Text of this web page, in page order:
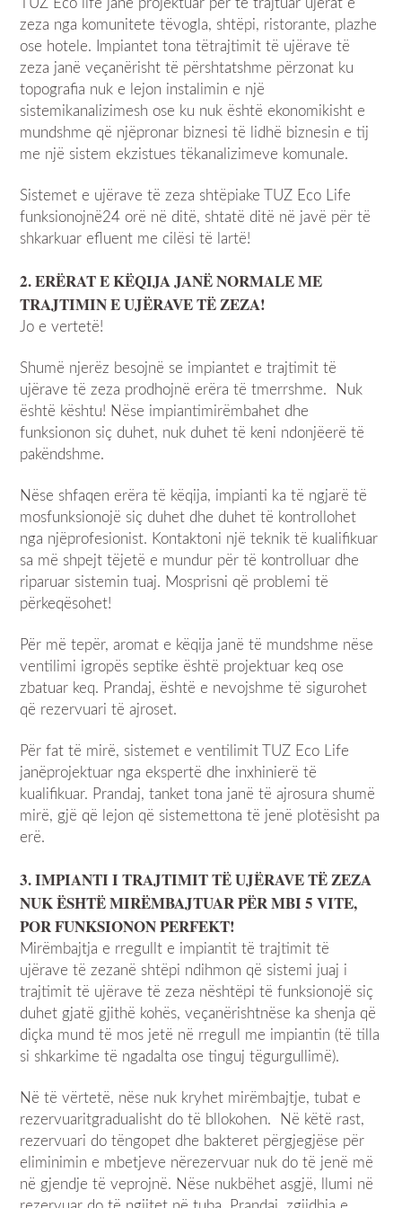
zeza nga komunitete tëvogla, shtëpi, ristorante, plazhe
ose hotele. Impiantet tona tëtrajtimit të ujërave të
zeza janë veçanërisht të përshtatshme përzonat ku
topografia nuk e lejon instalimin e një
sistemikanalizimesh ose ku nuk është ekonomikisht e
mundshme që njëpronar biznesi të lidhë biznesin e tij
me një sistem ekzistues tëkanalizimeve komunale.
Sistemet e ujërave të zeza shtëpiake
TUZ Eco Life
funksionojnë24 orë në ditë, shtatë ditë në javë për të
shkarkuar efluent me cilësi të lartë!
2.ERËRAT E KËQIJAJANË NORMALEME
TRAJTIMIN E UJËRAVETËZEZA!
Jo e vertetë!
Shumë njerëz besojnë se impiantet e trajtimit të
ujërave të zeza prodhojnë erëra të tmerrshme. Nuk
është kështu! Nëse impiantimirëmbahet dhe
funksionon siç duhet, nuk duhet të keni ndonjëerë të
pakëndshme.
Nëse shfaqen erëra të këqija, impianti ka të ngjarë të
mosfunksionojë siç duhet dhe duhet të kontrollohet
nga njëprofesionist. Kontaktoni një teknik të kualifikuar
sa më shpejt tëjetë e mundur për të kontrolluar dhe
riparuar sistemin tuaj. Mosprisni që problemi të
përkeqësohet!
Për më tepër, aromat e këqija janë të mundshme nëse
ventilimi igropës septike është projektuar keq ose
zbatuar keq. Prandaj, është e nevojshme të sigurohet
që rezervuari të ajroset.
Për fat të mirë, sistemet e ventilimit
TUZ Eco Life
janëprojektuar nga ekspertë dhe inxhinierë të
kualifikuar. Prandaj, tanket tona janë të ajrosura shumë
mirë, gjë që lejon që sistemettona të jenë plotësisht pa
erë.
3.IMPIANTIITRAJTIMITTËUJËRAVE TË ZEZA
NUKËSHTËMIRËMBAJTUAR PËR MBI5 VITE,
POR FUNKSIONON PERFEKT!
Mirëmbajtja e rregullt e impiantit të trajtimit të
ujërave të zezanë shtëpi ndihmon që sistemi juaj i
trajtimit të ujërave të zeza nështëpi të funksionojë siç
duhet gjatë gjithë kohës, veçanërishtnëse ka shenja që
diçka mund të mos jetë në rregull me impiantin (të tilla
si shkarkime të ngadalta ose tinguj tëgurgullimë).
Në të vërtetë, nëse nuk kryhet mirëmbajtje, tubat e
rezervuaritgradualisht do të bllokohen. Në këtë rast,
rezervuari do tëngopet dhe bakteret përgjegjëse për
eliminimin e mbetjeve nërezervuar nuk do të jenë më
në gjendje të veprojnë. Nëse nukbëhet asgjë, llumi në